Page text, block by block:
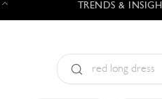
TRENDS &